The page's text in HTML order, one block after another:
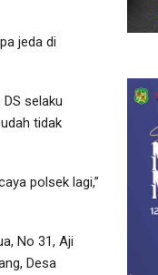
jeda di
selaku
tidak
polsek lagi,”
No 31, Aji
Desa